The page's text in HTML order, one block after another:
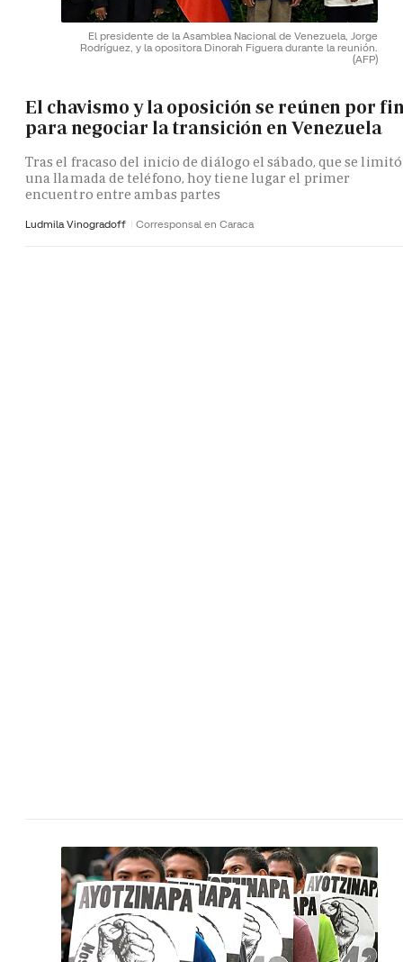
El presidente de la Asamblea Nacional de Venezuela, Jorge
Rodríguez, y la opositora Dinorah Figuera durante la reunión.
(AFP)
El chavismo y la oposición se reúnen por
para negociar la transición en Venezuela
Tras el fracaso del inicio de diálogo el sábado, que se
una llamada de teléfono, hoy tiene lugar el primer
encuentro entre ambas partes
Ludmila Vinogradoff Corresponsal en Caraca